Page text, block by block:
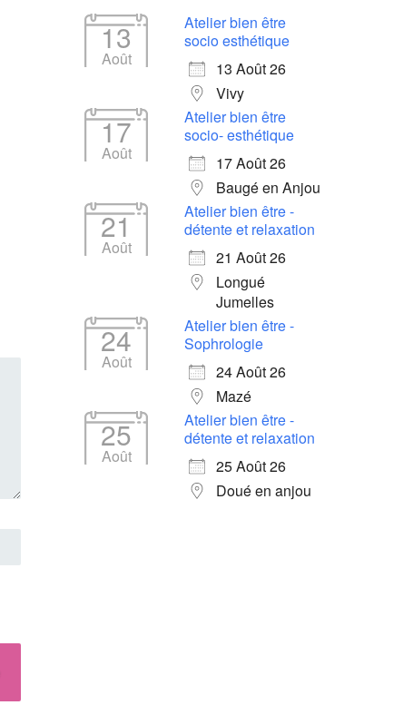
13
Août
Atelier bien être
socio esthétique
13 Août 26
Vivy
17
Août
Atelier bien être
socio- esthétique
17 Août 26
Baugé en Anjou
21
Août
Atelier bien être -
détente et relaxation
21 Août 26
Longué
Jumelles
24
Août
Atelier bien être -
Sophrologie
24 Août 26
Mazé
25
Août
Atelier bien être -
détente et relaxation
25 Août 26
Doué en anjou